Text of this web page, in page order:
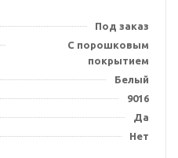
Под заказ
С порошковым
покрытием
Белый
9016
Да
Нет